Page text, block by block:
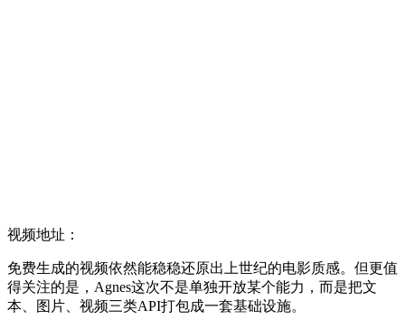
视频地址：
免费生成的视频依然能稳稳还原出上世纪的电影质感。但更值
得关注的是，Agnes这次不是单独开放某个能力，而是把文
本、图片、视频三类API打包成一套基础设施。